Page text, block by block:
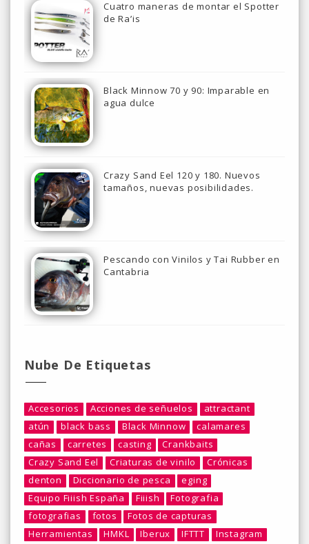
Cuatro maneras de montar el Spotter
de Ra’is
Black Minnow 70 y 90: Imparable en
agua dulce
Crazy Sand Eel 120 y 180. Nuevos
tamaños, nuevas posibilidades.
Pescando con Vinilos y Tai Rubber en
Cantabria
Nube De Etiquetas
Accesorios Acciones de señuelos
attractant
atún
black bass Black Minnow
calamares
cañas
carretes casting
Crankbaits
Crazy Sand Eel
Criaturas de vinilo
Crónicas
denton
Diccionario de pesca
eging
Equipo Fiiish España
Fiiish
Fotografia
fotografias
fotos
Fotos de capturas
Herramientas
HMKL Iberux IFTTT
Instagram